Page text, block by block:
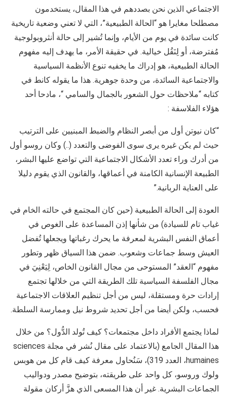
الاجتماعي الذين نحن بصددهم في هذا المقال، يستخدمون
مصطلحا مغايرا هو “الحالة الطبيعية”، التي لا تعني وضعية تاريخية
كانت سائدة في يوم من الأيام، وإنما تُشير إلى حالة أنثروبولوجية
مُفترضة، أو لِنَقُل خيالية. في حقيقة الأمر، ما يهدف إليه مفهوم
الحالة الطبيعية، هو إدراك ما يخفيه تنوع الأنظمة السياسية
والاجتماعية السائدة، من وحدة جوهرية. هذا ما يقوله كانط في
كتابه “ملاحظات حول الشعور بالجمال والسامي “، مادحا أحد
هؤلاء الفلاسفة :
“كان نيوتن أول من أبصر النظام والضبط المبنيين على الترتيب
حيث لم يكن غيره يرى سوى الفوضى والتعدد (..) وكان روسو أول
من أدرك وراء تعدد الأشكال الاجتماعية التي تواضع عليها البشر،
الطبيعة الإنسانية الكامنة في أعماقها، والقانون الذي يقوم دليلا
على العناية الربانية.”
العودة إلى الحالة الطبيعية (حين كان المجتمع في حالته الخام في
غياب تام للسيادة) من شأنها إذن المساعدة على الغوص في
أعماق النفس البشرية لمعرفة ما يحرك رغباتها ويجعلها تُفضل
العيش وسط جماعات وشعوب. ضمن هذا السياق ظهر وتطور
مفهوم “العقد” المستوحى من مجال القانون الخاص، لِيَعْنِيَ في
مجال الفلسفة السياسية تلك الطريقة التي من خلالها تجتمع
إرادات حرة ومستقلة، ليس من أجل تنظيم العلاقات الاجتماعية
فحسب، ولكن أيضا من أجل تحديد شروط نيل وممارسة السلطة.
لماذا يجتمع الأفراد داخل مجتمعات؟ كيف تُولد الدُّول؟ من خلال
هذا المقال الجامع (بالاعتماد على مقال نُشر في مجلة sciences
humaines، العدد 319)، سَنُحاول معرفة كيف قام كل من هوبس
ولوك وروسو، كل واحد على طريقته، بتوضيح مصدر ودواليب
الجماعات البشرية. غير أن هذا المسعى الذي هزَّ أركان مقولة